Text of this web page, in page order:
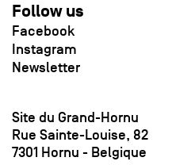
Follow us
Facebook
Instagram
Newsletter
Site du Grand-Hornu
Rue Sainte-Louise, 82
7301 Hornu - Belgique